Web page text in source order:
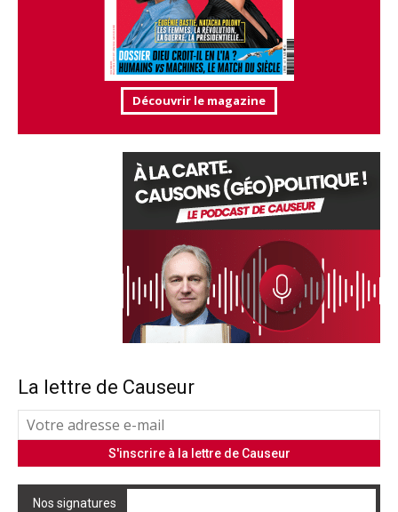
Découvrir le magazine
La lettre de Causeur
Nos signatures